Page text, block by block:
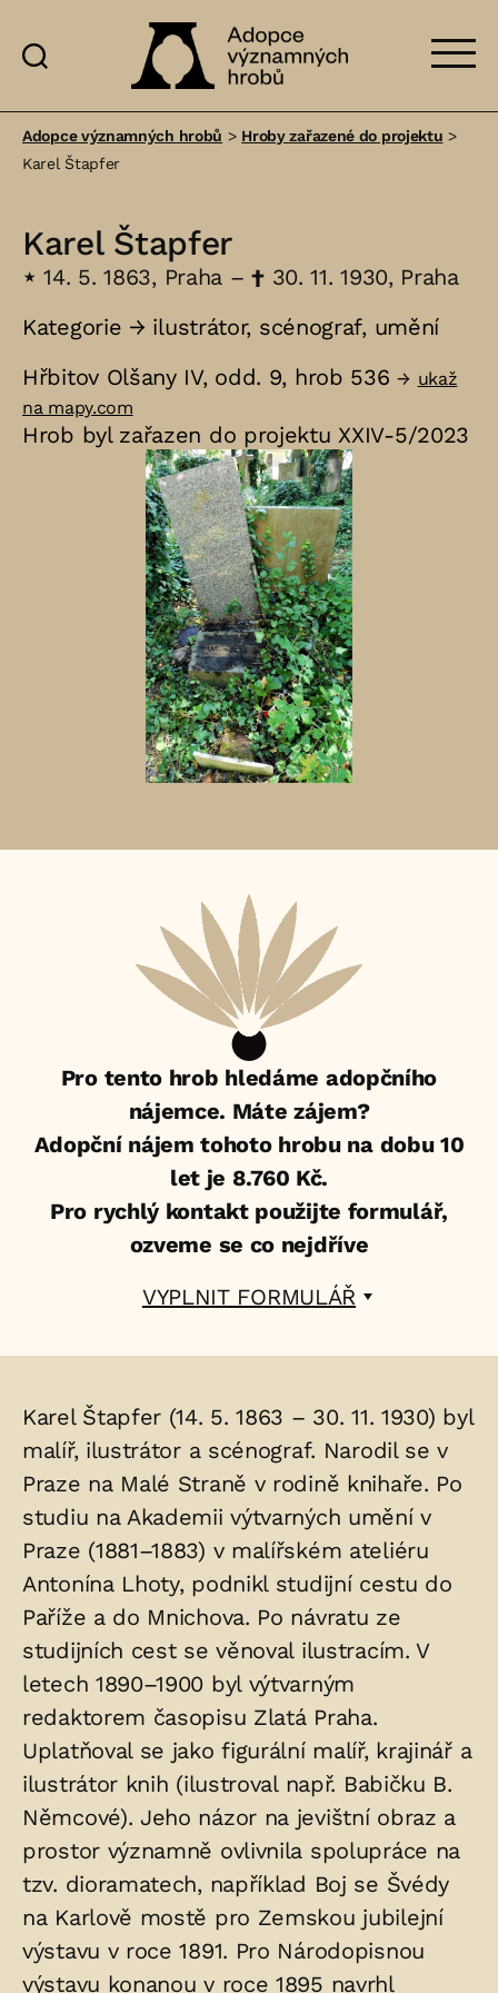
významných
Adopce významných hrobů > Hroby zařazené do projektu >
Karel Štapfer
Karel Štapfer
⋆ 14. 5. 1863, Praha –†30. 11. 1930, Praha
Kategorie → ilustrátor, scénograf, umění
Hřbitov Olšany IV, odd. 9, hrob 536→ ukaž
na mapy.com
Hrob byl zařazen do projektu XXIV-5/2023
Pro tento hrob hledáme adopčního
nájemce. Máte zájem?
Adopční nájem tohoto hrobu na dobu 10
let je 8.760 Kč.
Pro rychlý kontakt použijte formulář,
ozveme se co nejdříve
VYPLNIT FORMULÁŘ
Životopis
osoby/osob
uložených
v
hrobu:
Karel Štapfer (14. 5. 1863 – 30. 11. 1930) byl
malíř, ilustrátor a scénograf. Narodil se v
Praze na Malé Straně v rodině knihaře. Po
studiu na Akademii výtvarných umění v
Praze (1881–1883) v malířském ateliéru
Antonína Lhoty, podnikl studijní cestu do
Paříže a do Mnichova. Po návratu ze
studijních cest se věnoval ilustracím. V
letech 1890–1900 byl výtvarným
redaktorem časopisu Zlatá Praha.
Uplatňoval se jako figurální malíř, krajinář a
ilustrátor knih (ilustroval např. Babičku B.
Němcové). Jeho názor na jevištní obraz a
prostor významně ovlivnila spolupráce na
tzv. dioramatech, například Boj se Švédy
na Karlově mostě pro Zemskou jubilejní
výstavu v roce 1891. Pro Národopisnou
výstavu konanou v roce 1895 navrhl